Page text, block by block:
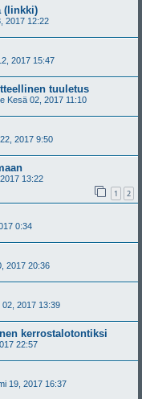
(linkki)
2017 12:22
2017 15:47
tuuletus
Kesä 02, 2017 11:10
2017 9:50
13:22
1 2
0:34
2017 20:36
02, 2017 13:39
kerrostalotontiksi
22:57
19, 2017 16:37